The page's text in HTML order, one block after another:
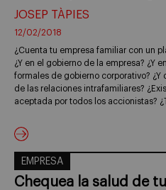
JOSEP TÀPIES
12/02/2018
¿Cuenta tu empresa familiar con un
¿Y en el gobierno de la empresa? ¿Y
formales de gobierno corporativo?
de las relaciones intrafamiliares?
aceptada por todos los accionistas?
EMPRESA
Chequea la salud de